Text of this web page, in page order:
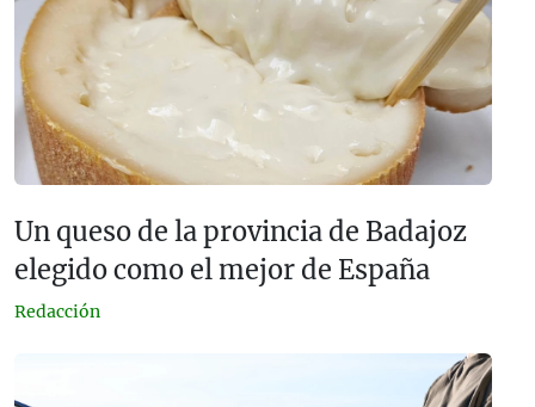
Un queso de la provincia de Badajoz
elegido como el mejor de España
Redacción